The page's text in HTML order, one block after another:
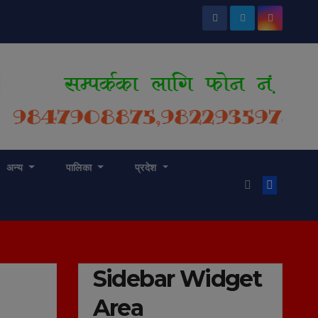
अन्य पालिका प्रदेश
Sidebar Widget
Area